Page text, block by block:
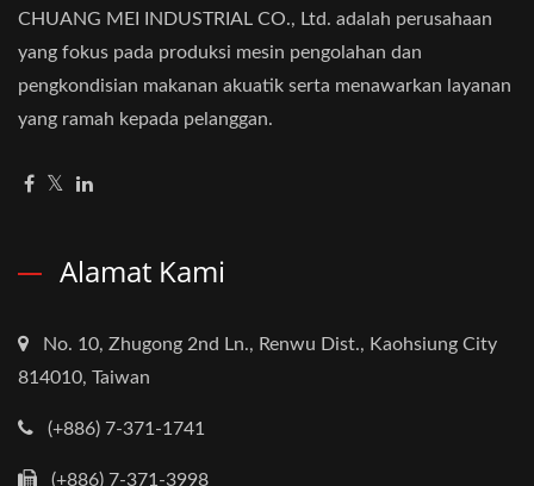
CHUANG MEI INDUSTRIAL CO., Ltd. adalah perusahaan
yang fokus pada produksi mesin pengolahan dan
pengkondisian makanan akuatik serta menawarkan layanan
yang ramah kepada pelanggan.
Alamat Kami
No. 10, Zhugong 2nd Ln., Renwu Dist., Kaohsiung City
814010, Taiwan
(+886) 7-371-1741
(+886) 7-371-3998